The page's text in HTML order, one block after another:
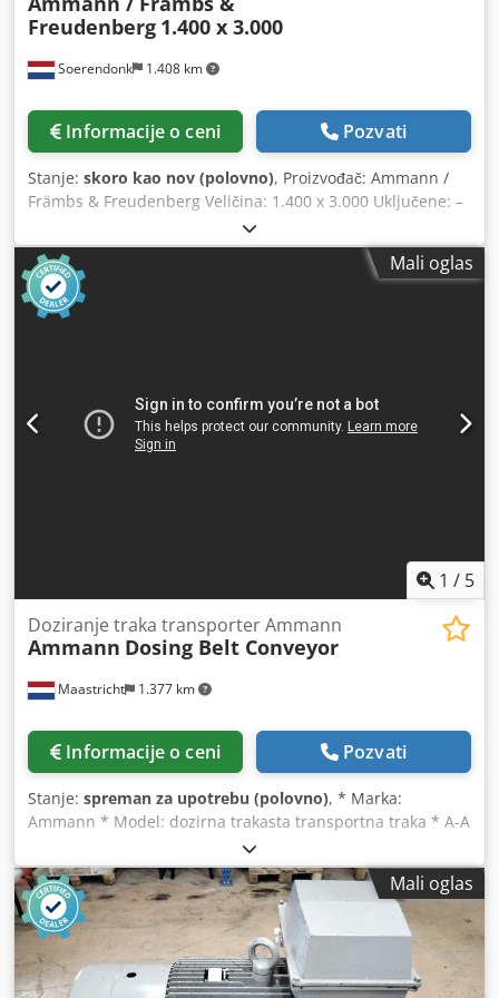
Soerendonk 1.408 km
Freudenberg 1.400 x 3.000
Informacije o ceni Pozvati
Stanje: skoro kao nov (polovno), Proizvođač: Ammann /
Främbs & Freudenberg Veličina: 1.400 x 3.000 Uključene: –
Elektromotor – Kardansko okno Dedpfx Ajg Snuteclskr –
Elementi proleća. Vibrirajući ekran je remontovan, peščano
i ofarban.
Mali oglas
1 / 5
Maastricht 1.377 km
Doziranje traka transporter Ammann
Ammann Dosing Belt Conveyor
Informacije o ceni Pozvati
Stanje: spreman za upotrebu (polovno), * Marka:
Ammann * Model: dozirna trakasta transportna traka * A-A
dužina: 1700 mm * Širina trake: 650 mm Djdpeywm I Nofx
Acljkr * Pogon: reduktor od 1,5 kW * Na lageru: 6 komada.
Mali oglas